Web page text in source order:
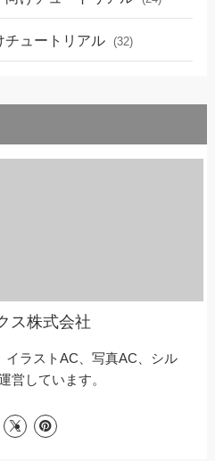
チュートリアル (32)
ス株式会社
イラストAC、写真AC、シル
営しています。